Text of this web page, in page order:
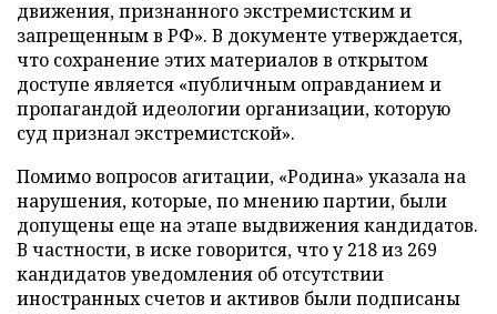
движения, признанного экстремистским и
запрещенным в РФ». В документе утверждается,
что сохранение этих материалов в открытом
доступе является «публичным оправданием и
пропагандой идеологии организации, которую
суд признал экстремистской».
Помимо вопросов агитации, «Родина» указала на
нарушения, которые, по мнению партии, были
допущены еще на этапе выдвижения кандидатов.
В частности, в иске говорится, что у 218 из 269
кандидатов уведомления об отсутствии
иностранных счетов и активов были подписаны